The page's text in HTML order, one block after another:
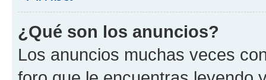
¿Qué son los anuncios?
Los anuncios muchas veces